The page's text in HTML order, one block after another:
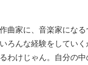
曲家に、音楽家になる
ろんな経験をしてい
わけじゃん。自分の